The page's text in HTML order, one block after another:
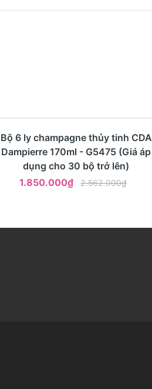
- 28% Mua ngay Xem nhanh
Bộ 6 ly champagne thủy tinh CDA
Dampierre 170ml - G5475 (Giá áp
dụng cho 30 bộ trở lên)
1.850.000₫
2.562.000₫